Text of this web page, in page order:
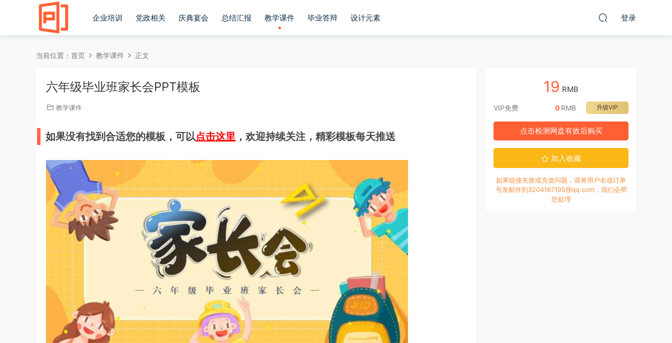
企业培训 党政相关 庆典宴会 总结汇报 教学课件 毕业答辩 设计元素 登录
当前位置： 首页 教学课件 正文
六年级毕业班家长会PPT模板
教学课件
如果没有找到合适您的模板，可以点击这里 ，欢迎持续关注，精彩模板每天推送
19 RMB
VIP免费 升级VIP
0 RMB
点击检测网盘有效后购买
加入收藏
如果链接失效或充值问题，请将用户名或订单
号发邮件到3204167195@qq.com，我们会帮
您处理